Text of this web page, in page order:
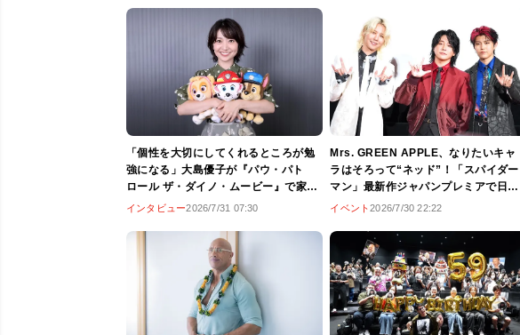
「個性を大切にしてくれるところが勉
強になる」大島優子が『パウ・パト
ロール ザ・ダイノ・ムービー』で家族
揃って大好きな“パウパト”の世界へ
インタビュー2026/7/31 07:30
Mrs. GREEN APPLE、なりたいキャ
ラはそろって“ネッド”！「スパイダー
マン」最新作ジャパンプレミアで日本
版主題歌に込めた想いも語る
イベント2026/7/30 22:22